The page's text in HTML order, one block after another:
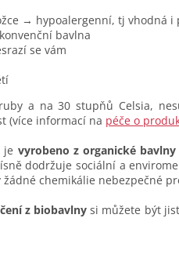
→ hypoalergenní, tj vhodná i
bavlna
se vám
a na 30 stupňů Celsia,
(více informací na péče o
je vyrobeno z organické
dodržuje sociální a
chemikálie nebezpečné
z biobavlny si můžete být